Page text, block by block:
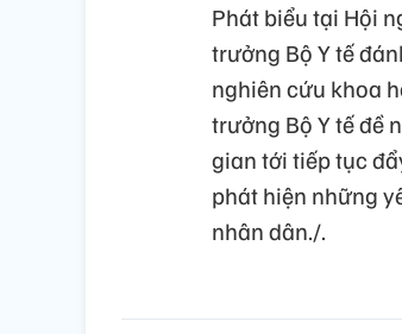
Phát biểu tại Hội
trưởng Bộ Y tế
nghiên cứu khoa
trưởng Bộ Y tế đề
gian tới tiếp tục
phát hiện những
nhân dân./.